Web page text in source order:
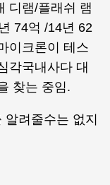
디램/플래쉬 램
74억 /14년 62
이크론이 테스
각국내사다 대
찾는 중임.
려줄수는 없지